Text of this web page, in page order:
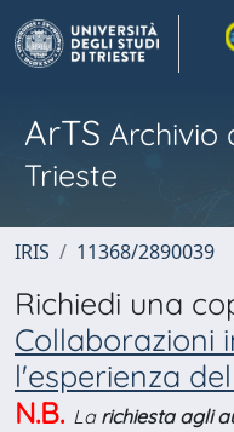
ArTS Archivio
Trieste
IRIS 11368/2890039
Richiedi una
Collaborazioni
l'esperienza
N.B. La richiesta agli